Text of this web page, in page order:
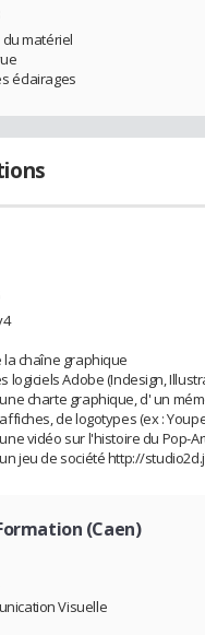
matériel
éclairages
chaîne graphique
logiciels Adobe (Indesign,
charte graphique, d' un
de logotypes (ex :
vidéo sur l'histoire du Pop-
jeu de société http://
(Caen)
Visuelle